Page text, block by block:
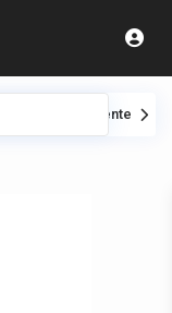
Siguiente